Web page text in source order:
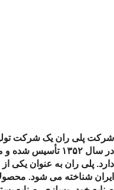
شرکت پلی ران یک شرکت
در سال ۱۳۵۲
دارد. پلی ران به عنوان یکی از
ایران شناخته می شود.